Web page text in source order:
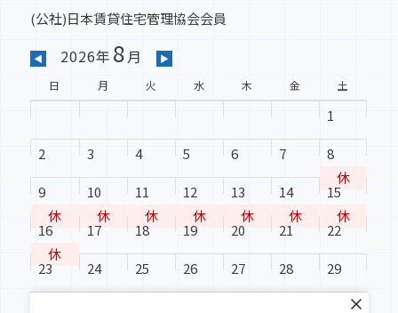
2024-10-08
★価格改定しました★ 金ケ崎駅前ステーショ
ンアベニュー第2期分譲地 全5区画
2024-08-30
★おススメ売地のご紹介★ 水沢南町
(公社)日本賃貸住宅管理協会会員
◀ 2026年 8月 ▶
日 月 火 水 木 金 土
1
2 3 4 5 6 7
8
休
9
休
10
休
11
休
12
休
13
休
14
休
15
休
16
休
17 18 19 20 21 22
23 24 25 26 27 28 29